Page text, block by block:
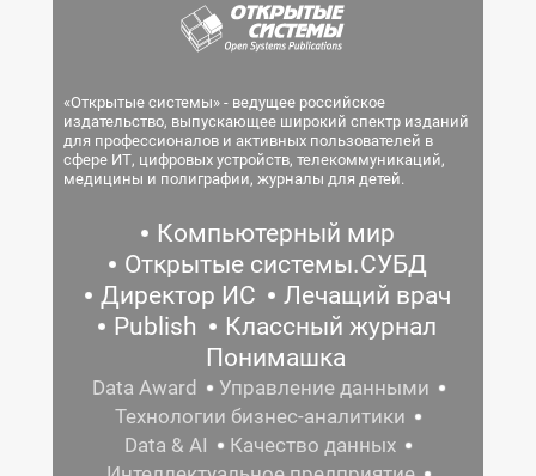
«Открытые системы» - ведущее российское
издательство, выпускающее широкий спектр изданий
для профессионалов и активных пользователей в
сфере ИТ, цифровых устройств, телекоммуникаций,
медицины и полиграфии, журналы для детей.
Компьютерный мир
Открытые системы.СУБД
Директор ИС
Лечащий врач
Publish
Классный журнал
Понимашка
Data Award
Управление данными
Технологии бизнес-аналитики
Data & AI
Качество данных